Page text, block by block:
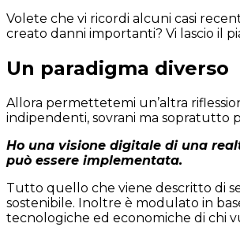
Volete che vi ricordi alcuni casi
creato danni importanti? Vi lascio il
Un paradigma diverso
Allora permettetemi un’altra
indipendenti, sovrani ma sopratutto
Ho una visione digitale di una
può essere implementata.
Tutto quello che viene descritto di
sostenibile. Inoltre è modulato in
tecnologiche ed economiche di chi